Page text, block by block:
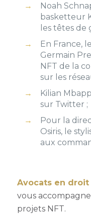
Noah
basketteur
les têtes
En France,
Germain
NFT de la
sur les
Kilian
sur Twitter ;
Pour la
Osiris, le
aux
Avocats en droit
vous
projets NFT.